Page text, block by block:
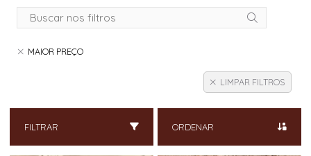
MAIOR PREÇO
LIMPAR FILTROS
FILTRAR ORDENAR